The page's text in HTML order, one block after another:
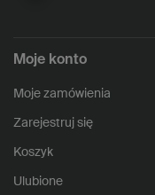
Moje konto
Moje zamówienia
Zarejestruj się
Koszyk
Ulubione